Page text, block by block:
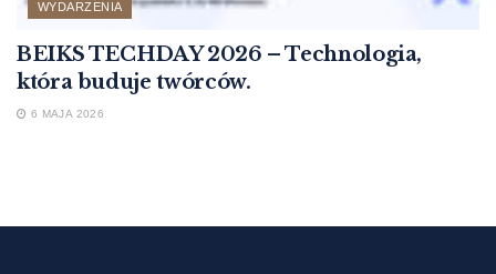
WYDARZENIA
BEIKS TECHDAY 2026 – Technologia,
która buduje twórców.
6 MAJA 2026